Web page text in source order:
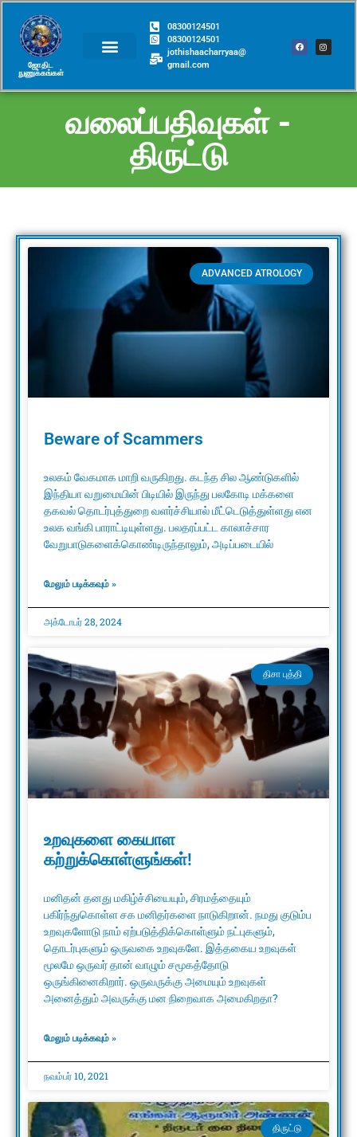
ஜோதிட
நுணுக்கங்கள்​
08300124501
08300124501
jothishaacharryaa@
gmail.com
வலைப்பதிவுகள் -
திருட்டு
ADVANCED ATROLOGY
Beware of Scammers
உலகம் வேகமாக மாறி வருகிறது. கடந்த சில ஆண்டுகளில்
இந்தியா வறுமையின் பிடியில் இருந்து பலகோடி மக்களை
தகவல் தொடர்புத்துறை வளர்ச்சியால் மீட்டெடுத்துள்ளது என
உலக வங்கி பாராட்டியுள்ளது. பலதரப்பட்ட காலாச்சார
வேறுபாடுகளைக்கொண்டிருந்தாலும், அடிப்படையில்
மேலும் படிக்கவும் »
அக்டோபர் 28, 2024
திசா புத்தி
உறவுகளை கையாள
கற்றுக்கொள்ளுங்கள்!
மனிதன் தனது மகிழ்ச்சியையும், சிரமத்தையும்
பகிர்ந்துகொள்ள சக மனிதர்களை நாடுகிறான். நமது குடும்ப
உறவுகளோடு நாம் ஏற்படுத்திக்கொள்ளும் நட்புகளும்,
தொடர்புகளும் ஒருவகை உறவுகளே. இத்தகைய உறவுகள்
மூலமே ஒருவர் தான் வாழும் சமூகத்தோடு
ஒருங்கினைகிறார். ஒருவருக்கு அமையும் உறவுகள்
அனைத்தும் அவருக்கு மன நிறைவாக அமைகிறதா?
மேலும் படிக்கவும் »
நவம்பர் 10, 2021
திருட்டு